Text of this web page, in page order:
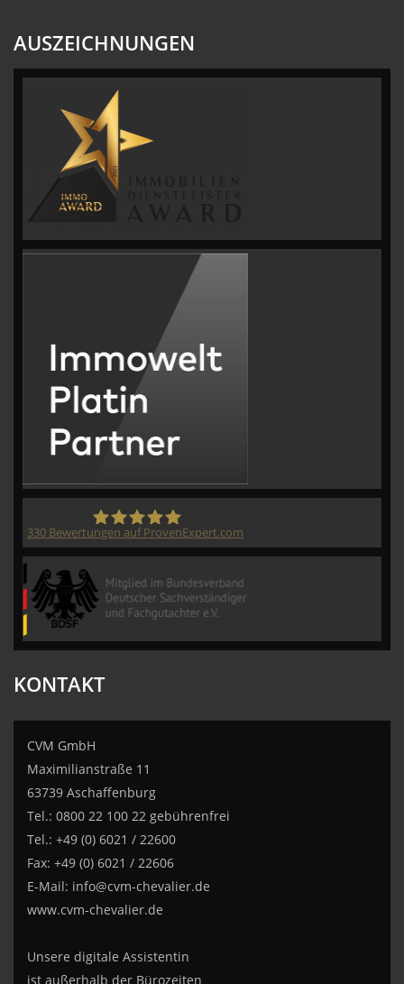
AUSZEICHNUNGEN
330 Bewertungen auf ProvenExpert.com
KONTAKT
CVM GmbH
Maximilianstraße 11
63739 Aschaffenburg
Tel.: 0800 22 100 22 gebührenfrei
Tel.: +49 (0) 6021 / 22600
Fax: +49 (0) 6021 / 22606
E-Mail: info@cvm-chevalier.de
www.cvm-chevalier.de
Unsere digitale Assistentin
ist außerhalb der Bürozeiten